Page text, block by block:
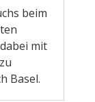
beim
mit
Basel.